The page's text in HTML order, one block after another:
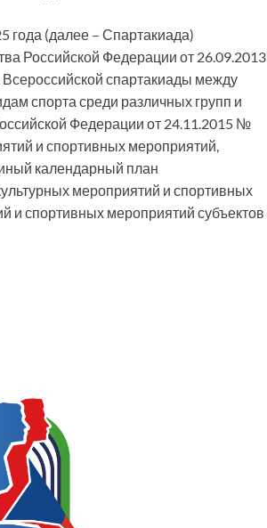
года (далее – Спартакиада)
Российской Федерации от 26.09.2013
спартакиады между
спорта среди различных групп и
Федерации от 24.11.2015 №
и спортивных мероприятий,
календарный план
мероприятий и спортивных
и спортивных мероприятий субъектов